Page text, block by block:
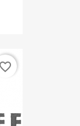
favorite_border